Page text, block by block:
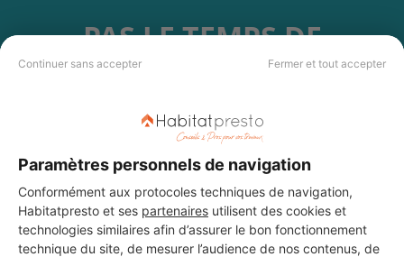
Continuer sans accepter Fermer et tout accepter
Paramètres personnels de navigation
Conformément aux protocoles techniques de navigation,
Habitatpresto et ses partenaires utilisent des cookies et
technologies similaires afin d’assurer le bon fonctionnement
technique du site, de mesurer l’audience de nos contenus, de
PAS LE TEMPS DE
CHERCHER ?
Vous souhaitez réaliser des travaux et ne savez quel professionnel
choisir ? Demandez des devis travauxauprès de notre réseau de 5 000
professionnels partout en France.